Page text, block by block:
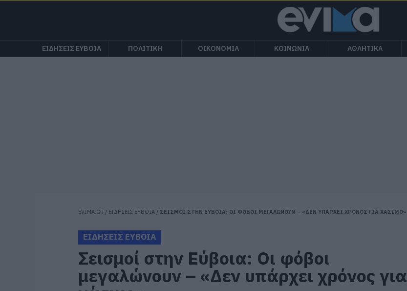
ΕΙΔΗΣΕΙΣ ΕΥΒΟΙΑ ΠΟΛΙΤΙΚΗ ΟΙΚΟΝΟΜΙΑ ΚΟΙΝΩΝΙΑ ΑΘΛΗΤΙΚΑ
EVIMA.GR / ΕΙΔΗΣΕΙΣ ΕΥΒΟΙΑ / ΣΕΙΣΜΟΙ ΣΤΗΝ ΕΥΒΟΙΑ: ΟΙ ΦΟΒΟΙ ΜΕΓΑΛΩΝΟΥΝ – «ΔΕΝ ΥΠΑΡΧΕΙ ΧΡΟΝΟΣ ΓΙΑ ΧΑΣΙΜΟ»
ΕΙΔΗΣΕΙΣ ΕΥΒΟΙΑ
Σεισμοί στην Εύβοια: Οι φόβοι
μεγαλώνουν – «Δεν υπάρχει χρόνος για